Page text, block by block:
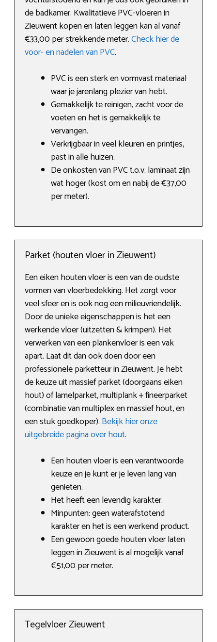
de badkamer. Kwalitatieve PVC-vloeren in
Zieuwent kopen en laten leggen kan al vanaf
€33,00 per strekkende meter.Check hier de
voor- en nadelen van PVC.
PVC is een sterk en vormvast materiaal
waar je jarenlang plezier van hebt.
Gemakkelijk te reinigen, zacht voor de
voeten en het is gemakkelijk te
vervangen.
Verkrijgbaar in veel kleuren en printjes,
past in alle huizen.
De onkosten van PVC t.o.v. laminaat zijn
wat hoger (kost om en nabij de €37,00
per meter).
Parket (houten vloer in Zieuwent)
Een eiken houten vloer is een van de oudste
vormen van vloerbedekking. Het zorgt voor
veel sfeer en is ook nog een milieuvriendelijk.
Door de unieke eigenschappen is het een
werkende vloer (uitzetten & krimpen). Het
verwerken van een plankenvloer is een vak
apart. Laat dit dan ook doen door een
professionele parketteur in Zieuwent. Je hebt
de keuze uit massief parket (doorgaans eiken
hout) of lamelparket, multiplank + fineerparket
(combinatie van multiplex en massief hout, en
een stuk goedkoper). Bekijk hier onze
uitgebreide pagina over hout.
Een houten vloer is een verantwoorde
keuze en je kunt er je leven lang van
genieten.
Het heeft een levendig karakter.
Minpunten: geen waterafstotend
karakter en het is een werkend product.
Een gewoon goede houten vloer laten
leggen in Zieuwent is al mogelijk vanaf
€51,00 per meter.
Tegelvloer Zieuwent